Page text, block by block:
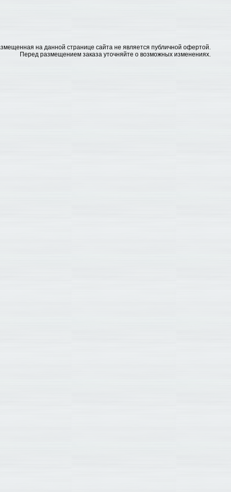
на данной странице сайта не является публичной офертой.
Перед размещением заказа уточняйте о возможных изменениях.